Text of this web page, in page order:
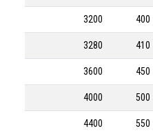
3200 400
3280 410
3600 450
4000 500
4400 550